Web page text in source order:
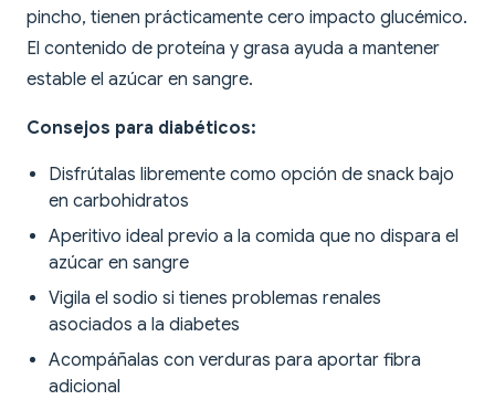
pincho, tienen prácticamente cero impacto glucémico.
El contenido de proteína y grasa ayuda a mantener
estable el azúcar en sangre.
Consejos para diabéticos:
Disfrútalas libremente como opción de snack bajo
en carbohidratos
Aperitivo ideal previo a la comida que no dispara el
azúcar en sangre
Vigila el sodio si tienes problemas renales
asociados a la diabetes
Acompáñalas con verduras para aportar fibra
adicional